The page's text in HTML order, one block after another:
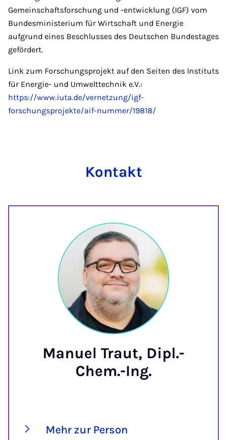
Gemeinschaftsforschung und -entwicklung (IGF) vom
Bundesministerium für Wirtschaft und Energie
aufgrund eines Beschlusses des Deutschen Bundestages
gefördert.
Link zum Forschungsprojekt auf den Seiten des Instituts
für Energie- und Umwelttechnik e.V.:
https://www.iuta.de/vernetzung/igf-
forschungsprojekte/aif-nummer/19818/
Kontakt
Manuel Traut, Dipl.-
Chem.-Ing.
Mehr zur Person